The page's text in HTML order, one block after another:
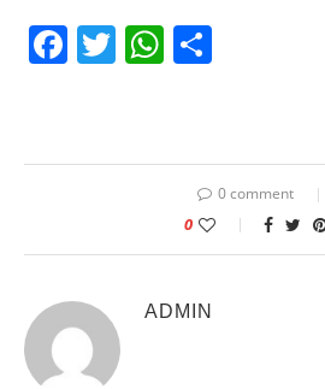
Facebook
TwitterWhatsApp
0 comment
0
ADMIN